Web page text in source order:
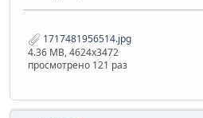
1717481956514.jpg
4.36 MB, 4624x3472
просмотрено 121 раз